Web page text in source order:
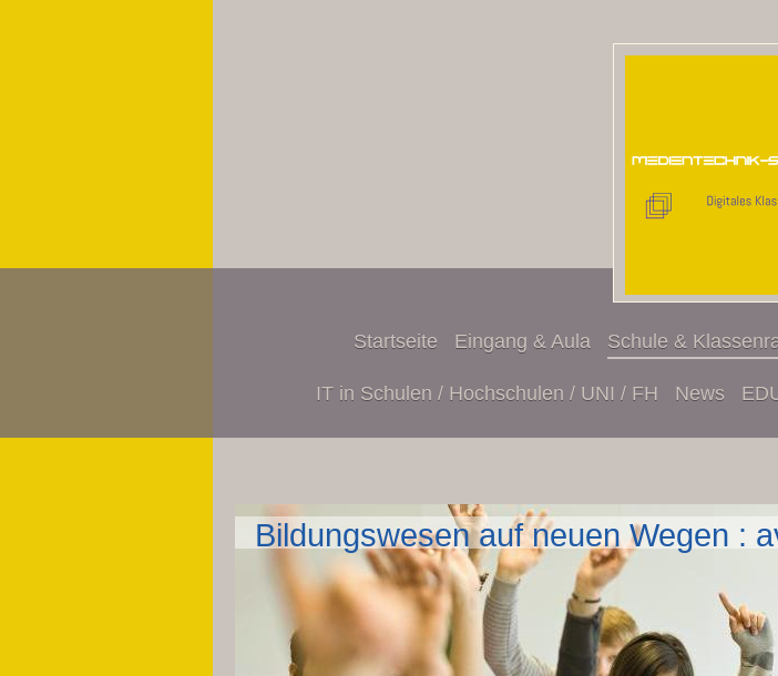
Startseite Eingang & Aula Schule &
IT in Schulen / Hochschulen / UNI / FH News
Bildungswesen auf neuen Wegen :